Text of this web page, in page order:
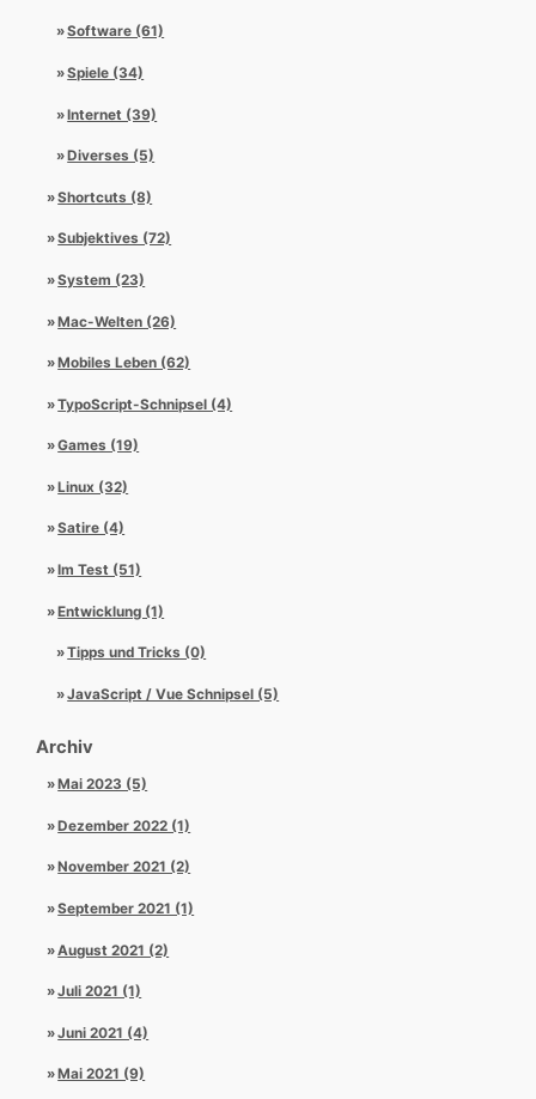
Software (61)
Spiele (34)
Internet (39)
Diverses (5)
Shortcuts (8)
Subjektives (72)
System (23)
Mac-Welten (26)
Mobiles Leben (62)
TypoScript-Schnipsel (4)
Games (19)
Linux (32)
Satire (4)
Im Test (51)
Entwicklung (1)
Tipps und Tricks (0)
JavaScript / Vue Schnipsel (5)
Archiv
Mai 2023 (5)
Dezember 2022 (1)
November 2021 (2)
September 2021 (1)
August 2021 (2)
Juli 2021 (1)
Juni 2021 (4)
Mai 2021 (9)